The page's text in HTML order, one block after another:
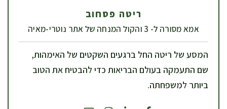
ריטה פסחוב
אמא מסורה ל- 3 והקול המנחה של אתר נוטרי-מאיה
המסע של ריטה החל ברגעים השקטים של האימהות,
שם התעמקה בעולם הבריאות כדי להבטיח את הטוב
ביותר למשפחתה.